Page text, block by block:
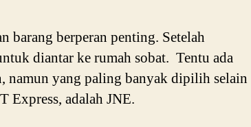
barang berperan penting. Setelah
diantar ke rumah sobat. Tentu ada
namun yang paling banyak dipilih selain
Express, adalah JNE.